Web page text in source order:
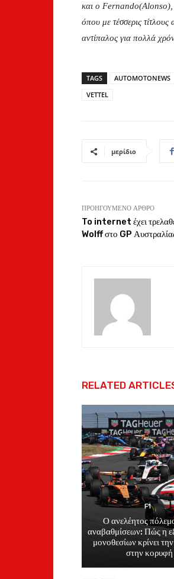
και ο Fernando(Alonso),
όπου με τέσσερις
αντίπαλος για πολλά
TAGS AUTOMOTONEWS
VETTEL
μερίδιο
ΠΡΟΗΓΟΎΜΕΝΟ ΆΡΘΡΟ
To internet έχει
Wolff στο GP
RELATED
F1
Ο ανελέητος
αναβαθμίσεων: Πώς η
μονοθεσίων κρίνει
στην κορυφή